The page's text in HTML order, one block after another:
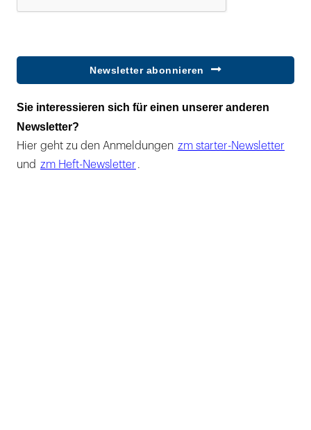
Newsletter abonnieren
Sie interessieren sich für einen unserer anderen
Newsletter?
Hier geht zu den Anmeldungen zm starter-Newsletter
und zm Heft-Newsletter .